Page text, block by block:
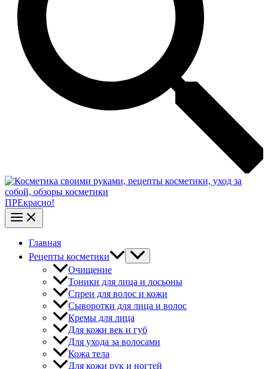
ПРЕкрасно!
Главная
Рецепты косметики
Очищение
Тоники для лица и лосьоны
Спреи для волос и кожи
Сыворотки для лица и волос
Кремы для лица
Для кожи век и губ
Для ухода за волосами
Кожа тела
Для кожи рук и ногтей